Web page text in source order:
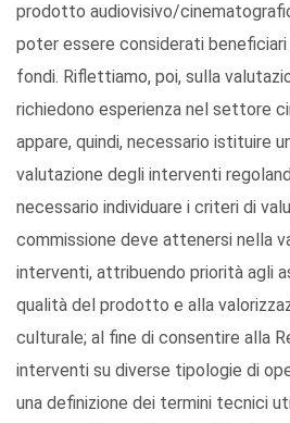
prodotto audiovisivo/
poter essere considerati
fondi. Riflettiamo, poi, sulla
richiedono esperienza nel settore
appare, quindi, necessario istituire
valutazione degli interventi
necessario individuare i criteri di
commissione deve attenersi nella
interventi, attribuendo priorità agli
qualità del prodotto e alla
culturale; al fine di consentire alla
interventi su diverse tipologie di
una definizione dei termini tecnici